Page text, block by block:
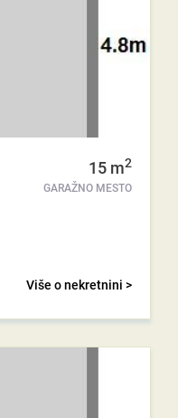
15 m2
GARAŽNO MESTO
Više o nekretnini >